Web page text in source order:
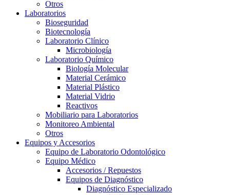
Otros
Laboratorios
Bioseguridad
Biotecnología
Laboratorio Clínico
Microbiología
Laboratorio Químico
Biología Molecular
Material Cerámico
Material Plástico
Material Vidrio
Reactivos
Mobiliario para Laboratorios
Monitoreo Ambiental
Otros
Equipos y Accesorios
Equipo de Laboratorio Odontológico
Equipo Médico
Accesorios / Repuestos
Equipos de Diagnóstico
Diagnóstico Especializado